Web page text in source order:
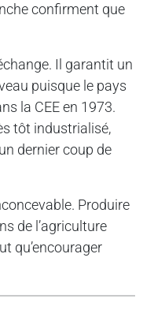
confirment que
Il garantit un
puisque le pays
la CEE en 1973.
tôt industrialisé,
dernier coup de
Produire
de l’agriculture
qu’encourager